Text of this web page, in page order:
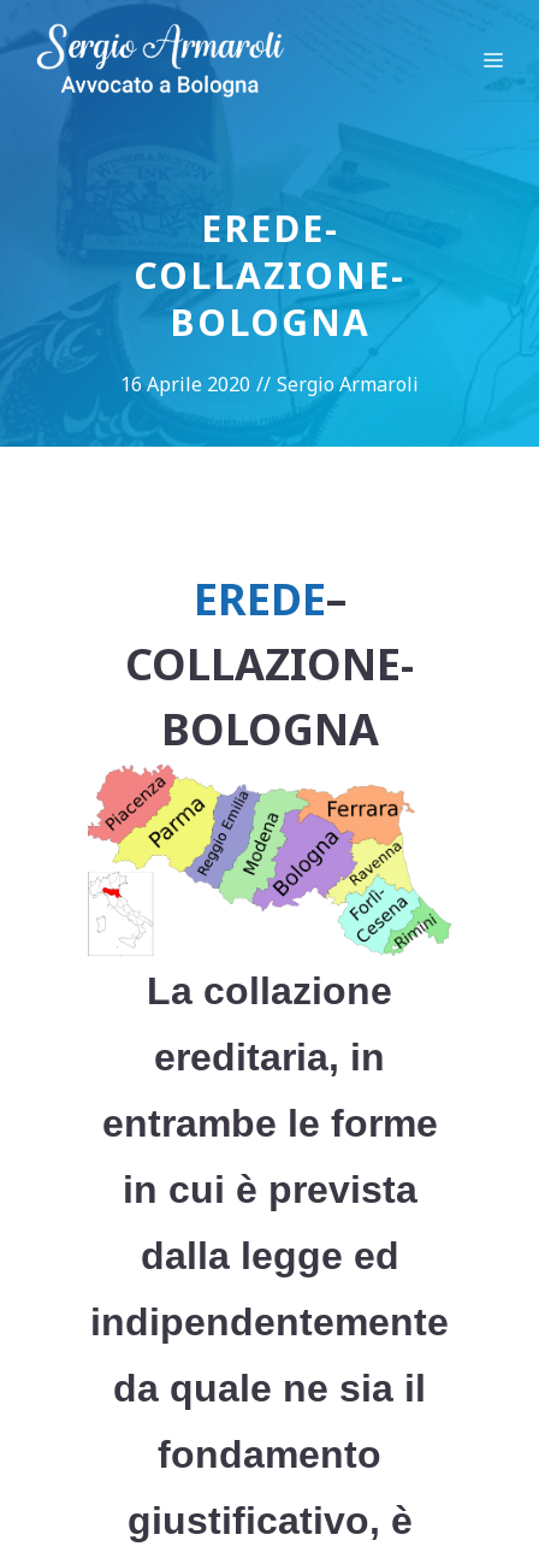
al
contenuto
EREDE-
COLLAZIONE-
BOLOGNA
16 Aprile 2020 // Sergio Armaroli
EREDE–
COLLAZIONE-
BOLOGNA
La collazione
ereditaria, in
entrambe le forme
in cui è prevista
dalla legge ed
indipendentemente
da quale ne sia il
fondamento
giustificativo, è